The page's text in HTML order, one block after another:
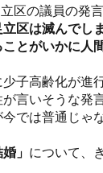
区の議員の発
区は滅んでし
とがいかに人
子高齢化が進
言いそうな発
では普通じゃ
」 について、